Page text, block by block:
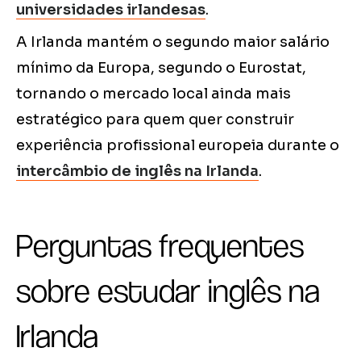
universidades irlandesas.
A Irlanda mantém o segundo maior salário
mínimo da Europa, segundo o Eurostat,
tornando o mercado local ainda mais
estratégico para quem quer construir
experiência profissional europeia durante o
intercâmbio de inglês na Irlanda.
Perguntas frequentes
sobre estudar inglês na
Irlanda